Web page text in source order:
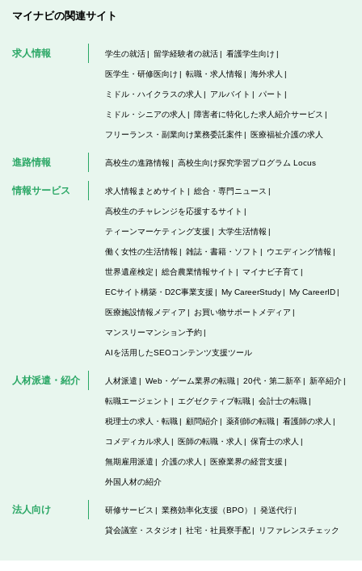
マイナビの関連サイト
求人情報 学生の就活 留学経験者の就活 看護学生向け
医学生・研修医向け 転職・求人情報 海外求人
ミドル・ハイクラスの求人 アルバイト パート
ミドル・シニアの求人 障害者に特化した求人紹介サービス
フリーランス・副業向け業務委託案件 医療福祉介護の求人
進路情報 高校生の進路情報 高校生向け探究学習プログラム Locus
情報サービス 求人情報まとめサイト 総合・専門ニュース
高校生のチャレンジを応援するサイト
ティーンマーケティング支援 大学生活情報
働く女性の生活情報 雑誌・書籍・ソフト ウエディング情報
世界遺産検定 総合農業情報サイト マイナビ子育て
ECサイト構築・D2C事業支援 My CareerStudy My CareerID
医療施設情報メディア お買い物サポートメディア
マンスリーマンション予約
AIを活用したSEOコンテンツ支援ツール
人材派遣・紹介 人材派遣 Web・ゲーム業界の転職 20代・第二新卒 新卒紹介
転職エージェント エグゼクティブ転職 会計士の転職
税理士の求人・転職 顧問紹介 薬剤師の転職 看護師の求人
コメディカル求人 医師の転職・求人 保育士の求人
無期雇用派遣 介護の求人 医療業界の経営支援
外国人材の紹介
法人向け 研修サービス 業務効率化支援（BPO） 発送代行
貸会議室・スタジオ 社宅・社員寮手配 リファレンスチェック